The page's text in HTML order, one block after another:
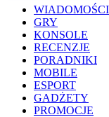
WIADOMOŚCI
GRY
KONSOLE
RECENZJE
PORADNIKI
MOBILE
ESPORT
GADŻETY
PROMOCJE